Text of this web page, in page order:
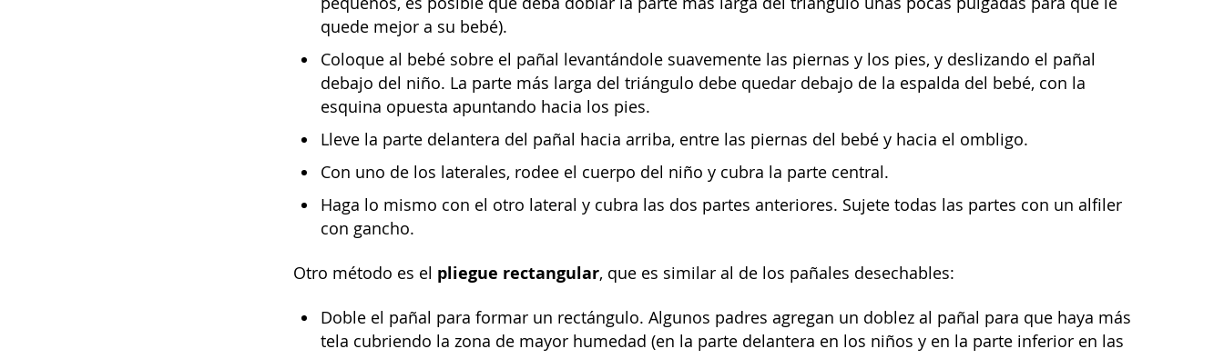
quede mejor a su bebé).
Coloque al bebé sobre el pañal levantándole suavemente las piernas y los pies, y deslizando el pañal
debajo del niño. La parte más larga del triángulo debe quedar debajo de la espalda del bebé, con la
esquina opuesta apuntando hacia los pies.
Lleve la parte delantera del pañal hacia arriba, entre las piernas del bebé y hacia el ombligo.
Con uno de los laterales, rodee el cuerpo del niño y cubra la parte central.
Haga lo mismo con el otro lateral y cubra las dos partes anteriores. Sujete todas las partes con un alfiler
con gancho.
Otro método es el pliegue rectangular, que es similar al de los pañales desechables:
Doble el pañal para formar un rectángulo. Algunos padres agregan un doblez al pañal para que haya más
tela cubriendo la zona de mayor humedad (en la parte delantera en los niños y en la parte inferior en las